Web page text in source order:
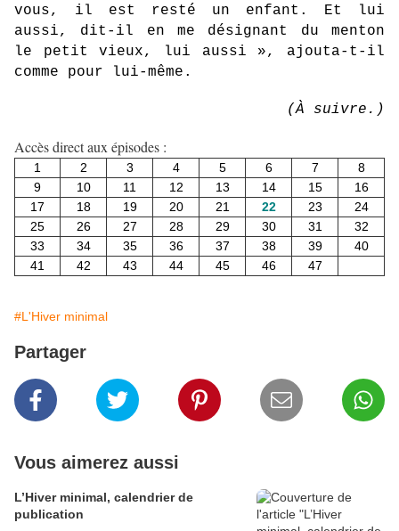
vous, il est resté un enfant. Et lui
aussi, dit-il en me désignant du menton
le petit vieux, lui aussi », ajouta-t-il
comme pour lui-même.
(À suivre.)
Accès direct aux épisodes :
1 2 3 4 5 6 7
8
9
10 11 12 13 14 15
16
17
18 19 20 21 22 23
24
25
26 27 28 29 30 31
32
33
34 35 36 37 38 39
40
41
42 43 44 45 46 47
#L'Hiver minimal
Partager
Vous aimerez aussi
L’Hiver minimal, calendrier de
publication